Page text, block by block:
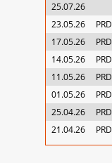
25.07.26
23.05.26
PRD
17.05.26
PRD
14.05.26
PRD
11.05.26
PRD
01.05.26
PRD
25.04.26
PRD
21.04.26
PRD